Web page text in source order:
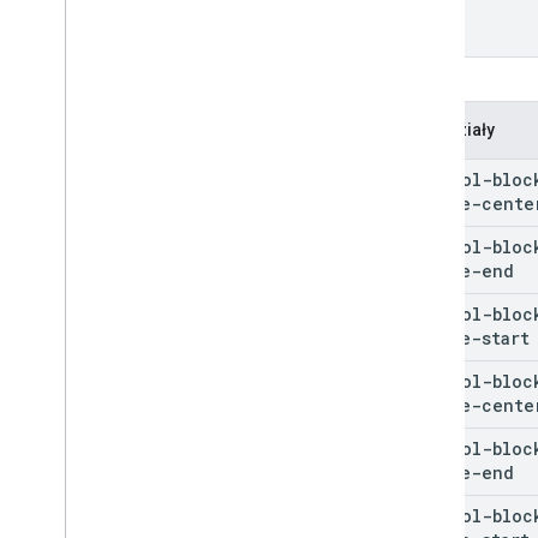
Przedziały
control-
inline-
control-
inline-end
control-
inline-start
control-
inline-
control-
inline-end
control-